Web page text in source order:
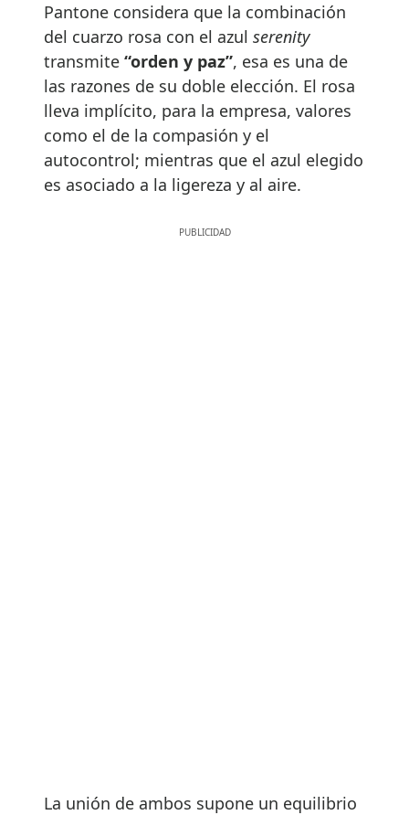
Pantone considera que la combinación
del cuarzo rosa con el azul serenity
transmite “orden y paz”, esa es una de
las razones de su doble elección. El rosa
lleva implícito, para la empresa, valores
como el de la compasión y el
autocontrol; mientras que el azul elegido
es asociado a la ligereza y al aire.
La unión de ambos supone un equilibrio